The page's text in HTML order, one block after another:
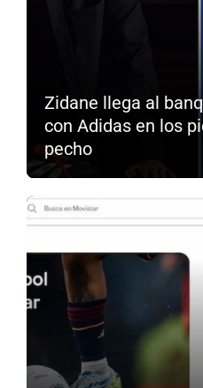
Zidane llega al
con Adidas en los
pecho